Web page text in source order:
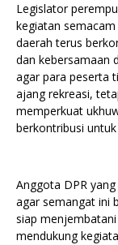
Legislator
kegiatan
daerah terus
dan kebersamaan
agar para peserta
ajang rekreasi,
memperkuat
berkontribusi
Anggota DPR
agar semangat ini
siap
mendukung